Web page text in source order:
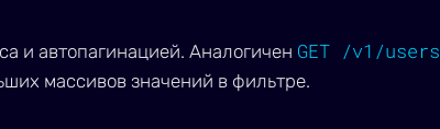
и автопагинацией. Аналогичен GET /v1/users
массивов значений в фильтре.